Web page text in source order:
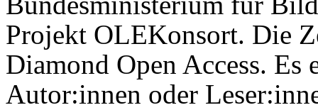
Projekt OLEKonsort. Die
Diamond Open Access. Es
Autor:innen oder